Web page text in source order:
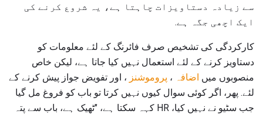
سے زیادہ دستاویزات چاہتا ہے، یہ شروع کرنے کی
ایک اچھی جگہ ہے.
کارکردگی کی تشخیص صرف فائرنگ کے لئے معلومات کو
دستاویز کرنے کے لئے استعمال نہیں کیا جاتا ہے، لیکن خاص
منصوبوں میں اضافہ ، پروموشنز ، اور تفویض جواز پیش کرنے کے
لئے. پھر، اگر کوئی سوال کیوں نہیں کرتا تو باب کو فروغ مل گیا
جب سٹیو نے نہیں کیا، HR کہہ سکتا ہے، "ٹھیک ہے، باب سے پتہ